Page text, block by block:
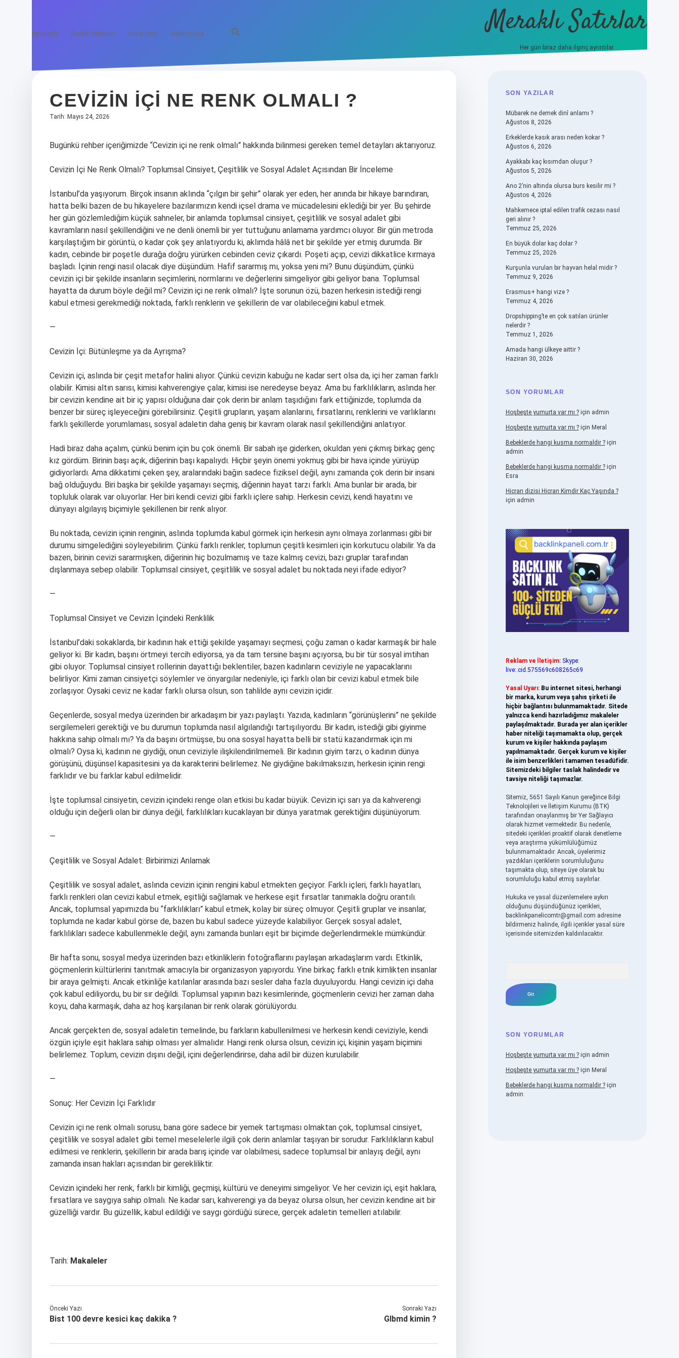
Anasayfa Gizlilik Politikası Yasal Uyarı Hakkımızda Meraklı Satırlar
Her gün biraz daha ilginç ayrıntılar.
CEVIZIN IÇI NE RENK OLMALI ?
Tarih: Mayıs 24, 2026
Bugünkü rehber içeriğimizde “Cevizin içi ne renk olmalı” hakkında bilinmesi gereken temel detayları aktarıyoruz.
Cevizin İçi Ne Renk Olmalı? Toplumsal Cinsiyet, Çeşitlilik ve Sosyal Adalet Açısından Bir İnceleme
İstanbul’da yaşıyorum. Birçok insanın aklında “çılgın bir şehir” olarak yer eden, her anında bir hikaye barındıran,
hatta belki bazen de bu hikayelere bazılarımızın kendi içsel drama ve mücadelesini eklediği bir yer. Bu şehirde
her gün gözlemlediğim küçük sahneler, bir anlamda toplumsal cinsiyet, çeşitlilik ve sosyal adalet gibi
kavramların nasıl şekillendiğini ve ne denli önemli bir yer tuttuğunu anlamama yardımcı oluyor. Bir gün metroda
karşılaştığım bir görüntü, o kadar çok şey anlatıyordu ki, aklımda hâlâ net bir şekilde yer etmiş durumda. Bir
kadın, cebinde bir poşetle durağa doğru yürürken cebinden ceviz çıkardı. Poşeti açıp, cevizi dikkatlice kırmaya
başladı. İçinin rengi nasıl olacak diye düşündüm. Hafif sararmış mı, yoksa yeni mi? Bunu düşündüm, çünkü
cevizin içi bir şekilde insanların seçimlerini, normlarını ve değerlerini simgeliyor gibi geliyor bana. Toplumsal
hayatta da durum böyle değil mi? Cevizin içi ne renk olmalı? İşte sorunun özü, bazen herkesin istediği rengi
kabul etmesi gerekmediği noktada, farklı renklerin ve şekillerin de var olabileceğini kabul etmek.
—
Cevizin İçi: Bütünleşme ya da Ayrışma?
Cevizin içi, aslında bir çeşit metafor halini alıyor. Çünkü cevizin kabuğu ne kadar sert olsa da, içi her zaman farklı
olabilir. Kimisi altın sarısı, kimisi kahverengiye çalar, kimisi ise neredeyse beyaz. Ama bu farklılıkların, aslında her
bir cevizin kendine ait bir iç yapısı olduğuna dair çok derin bir anlam taşıdığını fark ettiğinizde, toplumda da
benzer bir süreç işleyeceğini görebilirsiniz. Çeşitli grupların, yaşam alanlarını, fırsatlarını, renklerini ve varlıklarını
farklı şekillerde yorumlaması, sosyal adaletin daha geniş bir kavram olarak nasıl şekillendiğini anlatıyor.
Hadi biraz daha açalım, çünkü benim için bu çok önemli. Bir sabah işe giderken, okuldan yeni çıkmış birkaç genç
kız gördüm. Birinin başı açık, diğerinin başı kapalıydı. Hiçbir şeyin önemi yokmuş gibi bir hava içinde yürüyüp
gidiyorlardı. Ama dikkatimi çeken şey, aralarındaki bağın sadece fiziksel değil, aynı zamanda çok derin bir insani
bağ olduğuydu. Biri başka bir şekilde yaşamayı seçmiş, diğerinin hayat tarzı farklı. Ama bunlar bir arada, bir
topluluk olarak var oluyorlar. Her biri kendi cevizi gibi farklı içlere sahip. Herkesin cevizi, kendi hayatını ve
dünyayı algılayış biçimiyle şekillenen bir renk alıyor.
Bu noktada, cevizin içinin renginin, aslında toplumda kabul görmek için herkesin aynı olmaya zorlanması gibi bir
durumu simgelediğini söyleyebilirim. Çünkü farklı renkler, toplumun çeşitli kesimleri için korkutucu olabilir. Ya da
bazen, birinin cevizi sararmışken, diğerinin hiç bozulmamış ve taze kalmış cevizi, bazı gruplar tarafından
dışlanmaya sebep olabilir. Toplumsal cinsiyet, çeşitlilik ve sosyal adalet bu noktada neyi ifade ediyor?
—
Toplumsal Cinsiyet ve Cevizin İçindeki Renklilik
İstanbul’daki sokaklarda, bir kadının hak ettiği şekilde yaşamayı seçmesi, çoğu zaman o kadar karmaşık bir hale
geliyor ki. Bir kadın, başını örtmeyi tercih ediyorsa, ya da tam tersine başını açıyorsa, bu bir tür sosyal imtihan
gibi oluyor. Toplumsal cinsiyet rollerinin dayattığı beklentiler, bazen kadınların ceviziyle ne yapacaklarını
belirliyor. Kimi zaman cinsiyetçi söylemler ve önyargılar nedeniyle, içi farklı olan bir cevizi kabul etmek bile
zorlaşıyor. Oysaki ceviz ne kadar farklı olursa olsun, son tahlilde aynı cevizin içidir.
Geçenlerde, sosyal medya üzerinden bir arkadaşım bir yazı paylaştı. Yazıda, kadınların “görünüşlerini” ne şekilde
sergilemeleri gerektiği ve bu durumun toplumda nasıl algılandığı tartışılıyordu. Bir kadın, istediği gibi giyinme
hakkına sahip olmalı mı? Ya da başını örtmüşse, bu ona sosyal hayatta belli bir statü kazandırmak için mi
olmalı? Oysa ki, kadının ne giydiği, onun ceviziyle ilişkilendirilmemeli. Bir kadının giyim tarzı, o kadının dünya
görüşünü, düşünsel kapasitesini ya da karakterini belirlemez. Ne giydiğine bakılmaksızın, herkesin içinin rengi
farklıdır ve bu farklar kabul edilmelidir.
İşte toplumsal cinsiyetin, cevizin içindeki renge olan etkisi bu kadar büyük. Cevizin içi sarı ya da kahverengi
olduğu için değerli olan bir dünya değil, farklılıkları kucaklayan bir dünya yaratmak gerektiğini düşünüyorum.
—
Çeşitlilik ve Sosyal Adalet: Birbirimizi Anlamak
Çeşitlilik ve sosyal adalet, aslında cevizin içinin rengini kabul etmekten geçiyor. Farklı içleri, farklı hayatları,
farklı renkleri olan cevizi kabul etmek, eşitliği sağlamak ve herkese eşit fırsatlar tanımakla doğru orantılı.
Ancak, toplumsal yapımızda bu “farklılıkları” kabul etmek, kolay bir süreç olmuyor. Çeşitli gruplar ve insanlar,
toplumda ne kadar kabul görse de, bazen bu kabul sadece yüzeyde kalabiliyor. Gerçek sosyal adalet,
farklılıkları sadece kabullenmekle değil, aynı zamanda bunları eşit bir biçimde değerlendirmekle mümkündür.
Bir hafta sonu, sosyal medya üzerinden bazı etkinliklerin fotoğraflarını paylaşan arkadaşlarım vardı. Etkinlik,
göçmenlerin kültürlerini tanıtmak amacıyla bir organizasyon yapıyordu. Yine birkaç farklı etnik kimlikten insanlar
bir araya gelmişti. Ancak etkinliğe katılanlar arasında bazı sesler daha fazla duyuluyordu. Hangi cevizin içi daha
çok kabul ediliyordu, bu bir sır değildi. Toplumsal yapının bazı kesimlerinde, göçmenlerin cevizi her zaman daha
koyu, daha karmaşık, daha az hoş karşılanan bir renk olarak görülüyordu.
Ancak gerçekten de, sosyal adaletin temelinde, bu farkların kabullenilmesi ve herkesin kendi ceviziyle, kendi
özgün içiyle eşit haklara sahip olması yer almalıdır. Hangi renk olursa olsun, cevizin içi, kişinin yaşam biçimini
belirlemez. Toplum, cevizin dışını değil, içini değerlendirirse, daha adil bir düzen kurulabilir.
—
Sonuç: Her Cevizin İçi Farklıdır
Cevizin içi ne renk olmalı sorusu, bana göre sadece bir yemek tartışması olmaktan çok, toplumsal cinsiyet,
çeşitlilik ve sosyal adalet gibi temel meselelerle ilgili çok derin anlamlar taşıyan bir sorudur. Farklılıkların kabul
edilmesi ve renklerin, şekillerin bir arada barış içinde var olabilmesi, sadece toplumsal bir anlayış değil, aynı
zamanda insan hakları açısından bir gerekliliktir.
Cevizin içindeki her renk, farklı bir kimliği, geçmişi, kültürü ve deneyimi simgeliyor. Ve her cevizin içi, eşit haklara,
fırsatlara ve saygıya sahip olmalı. Ne kadar sarı, kahverengi ya da beyaz olursa olsun, her cevizin kendine ait bir
güzelliği vardır. Bu güzellik, kabul edildiği ve saygı gördüğü sürece, gerçek adaletin temelleri atılabilir.
Tarih: Makaleler
Önceki Yazı
Bist 100 devre kesici kaç dakika ?
Sonraki Yazı
Glbmd kimin ?
SIDEBAR
SON YAZILAR
Mübarek ne demek dinî anlamı ?
Ağustos 8, 2026
Erkeklerde kasık arası neden kokar ?
Ağustos 6, 2026
Ayakkabı kaç kısımdan oluşur ?
Ağustos 5, 2026
Ano 2’nin altında olursa burs kesilir mi ?
Ağustos 4, 2026
Mahkemece iptal edilen trafik cezası nasıl
geri alınır ?
Temmuz 25, 2026
En büyük dolar kaç dolar ?
Temmuz 25, 2026
Kurşunla vurulan bir hayvan helal midir ?
Temmuz 9, 2026
Erasmus+ hangi vize ?
Temmuz 4, 2026
Dropshipping’te en çok satılan ürünler
nelerdir ?
Temmuz 1, 2026
Amada hangi ülkeye aittir ?
Haziran 30, 2026
SON YORUMLAR
Hoşbeşte yumurta var mı ?için admin
Hoşbeşte yumurta var mı ?için Meral
Bebeklerde hangi kusma normaldir ?için
admin
Bebeklerde hangi kusma normaldir ?için
Esra
Hicran dizisi Hicran Kimdir Kaç Yaşında ?
için admin
Reklam ve İletişim: Skype:
live:.cid.575569c608265c69
Yasal Uyarı: Bu internet sitesi, herhangi
bir marka, kurum veya şahıs şirketi ile
hiçbir bağlantısı bulunmamaktadır. Sitede
yalnızca kendi hazırladığımız makaleler
paylaşılmaktadır. Burada yer alan içerikler
haber niteliği taşımamakta olup, gerçek
kurum ve kişiler hakkında paylaşım
yapılmamaktadır. Gerçek kurum ve kişiler
ile isim benzerlikleri tamamen tesadüfidir.
Sitemizdeki bilgiler taslak halindedir ve
tavsiye niteliği taşımazlar.
Sitemiz, 5651 Sayılı Kanun gereğince Bilgi
Teknolojileri ve İletişim Kurumu (BTK)
tarafından onaylanmış bir Yer Sağlayıcı
olarak hizmet vermektedir. Bu nedenle,
sitedeki içerikleri proaktif olarak denetleme
veya araştırma yükümlülüğümüz
bulunmamaktadır. Ancak, üyelerimiz
yazdıkları içeriklerin sorumluluğunu
taşımakta olup, siteye üye olarak bu
sorumluluğu kabul etmiş sayılırlar.
Hukuka ve yasal düzenlemelere aykırı
olduğunu düşündüğünüz içerikleri,
backlinkpanelicomtr@gmail.com adresine
bildirmeniz halinde, ilgili içerikler yasal süre
içerisinde sitemizden kaldırılacaktır.
SON YORUMLAR
Hoşbeşte yumurta var mı ?için admin
Hoşbeşte yumurta var mı ?için Meral
Bebeklerde hangi kusma normaldir ?için
admin